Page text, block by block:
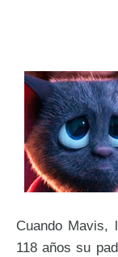
Cuando Mavis,
118 años su